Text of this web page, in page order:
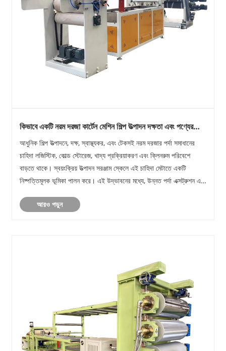
কিভাবে একটি নরম দরজা কার্টেন মেশিন শিল্প উত্পাদন দক্ষতা এবং পণ্যের
আধুনিক শিল্প উত্পাদনে, দক্ষ, স্বাস্থ্যকর, এবং টেকসই নরম দরজার পর্দা সমাধানের
চাহিদা লজিস্টিক, কোল্ড স্টোরেজ, খাদ্য প্রক্রিয়াকরণ এবং ক্লিনরুম পরিবেশে
বাড়তে থাকে। স্বয়ংক্রিয় উত্পাদন সরঞ্জাম স্কেলে এই চাহিদা মেটাতে একটি
নিষ্পত্তিমূলক ভূমিকা পালন করে। এই উদ্ভাবনের মধ্যে, উন্নত পর্দা এক্সট্রুশন এবং
আরও পড়ুন